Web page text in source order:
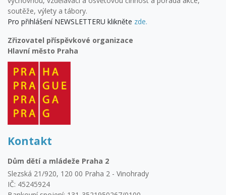
soutěže, výlety a tábory.
Pro přihlášení NEWSLETTERU klikněte zde.
Zřizovatel příspěvkové organizace
Hlavní město Praha
Kontakt
Dům dětí a mládeže Praha 2
Slezská 21/920, 120 00 Praha 2 - Vinohrady
IČ: 45245924